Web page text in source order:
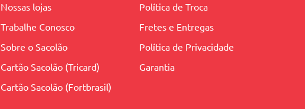
Nossas lojas
Trabalhe Conosco
Sobre o Sacolão
Cartão Sacolão (Tricard)
Cartão Sacolão (Fortbrasil)
Política de Troca
Fretes e Entregas
Política de Privacidade
Garantia